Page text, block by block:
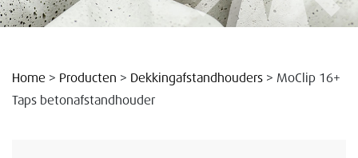
Home > Producten > Dekkingafstandhouders > MoClip 16+
Taps betonafstandhouder